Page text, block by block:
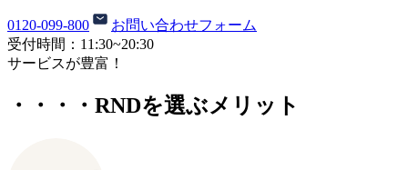
0120-099-800
お問い合わせフォーム
受付時間： 11:30~20:30
サービスが豊富！
・・・・ RNDを選ぶメリット